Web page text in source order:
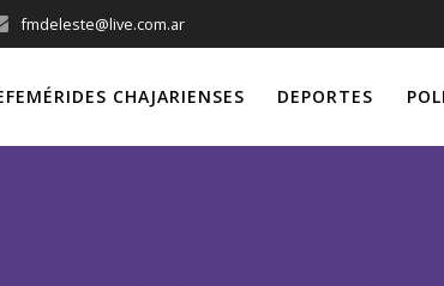
fmdeleste@live.com.ar
CHAJARIENSES DEPORTES